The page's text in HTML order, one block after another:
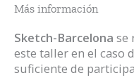
Más información
Sketch-Barcelona se
este taller en el caso
suficiente de